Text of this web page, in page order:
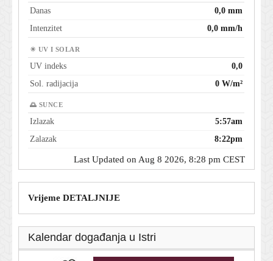
Danas
0,0 mm
Intenzitet
0,0 mm/h
☀ UV I SOLAR
UV indeks
0,0
Sol. radijacija
0 W/m²
🌅 SUNCE
Izlazak
5:57am
Zalazak
8:22pm
Last Updated on Aug 8 2026, 8:28 pm CEST
Vrijeme DETALJNIJE
Kalendar događanja u Istri